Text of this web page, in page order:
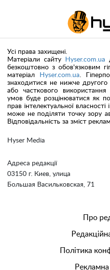
Hyser Media
Адреса редакції
03150 г. Киев, улица
Большая Васильковская, 71
Усі права захищені.
Матеріали сайту
Hyser.com.ua
безкоштовно з обов'язковим
матеріал
Hyser.com.ua.
знаходитися не нижче
або часткового
умов буде розцінюватися як
прав інтелектуальної
може не поділяти точку зору
Відповідальність за зміст
Про
Політика
Рекламна